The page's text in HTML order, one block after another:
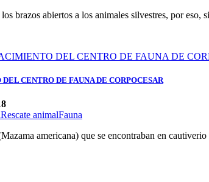
brazos abiertos a los animales silvestres, por eso,
CENTRO DE FAUNA DE CORPOCESAR
Rescate animalFauna
americana) que se encontraban en